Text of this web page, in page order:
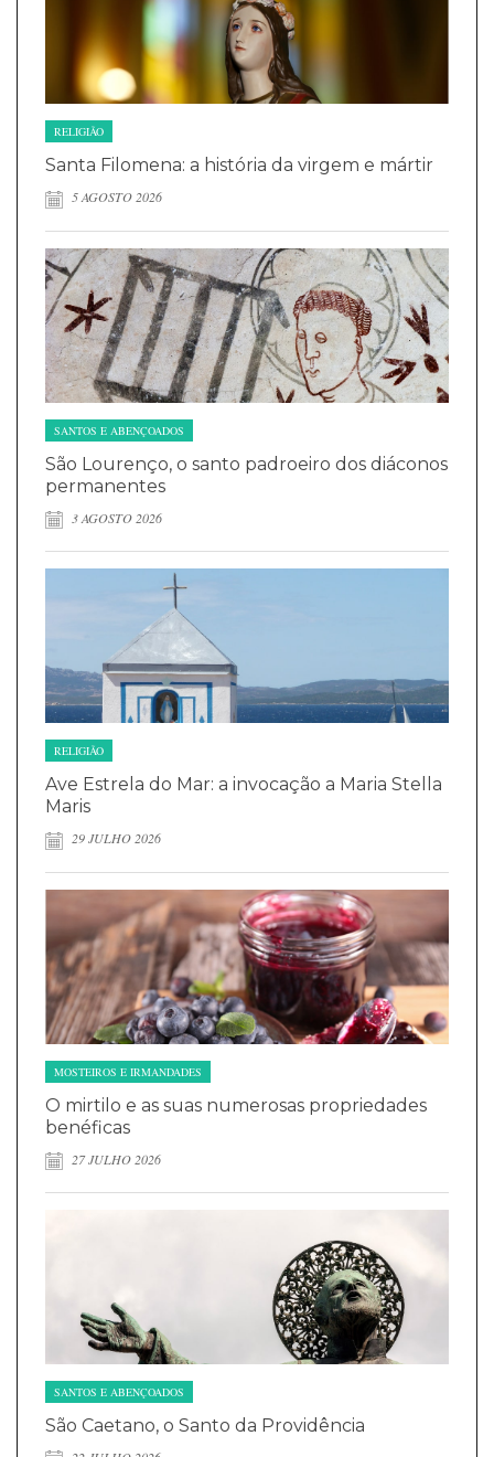
RELIGIÃO
Santa Filomena: a história da virgem e mártir
5 AGOSTO 2026
SANTOS E ABENÇOADOS
São Lourenço, o santo padroeiro dos diáconos
permanentes
3 AGOSTO 2026
RELIGIÃO
Ave Estrela do Mar: a invocação a Maria Stella
Maris
29 JULHO 2026
MOSTEIROS E IRMANDADES
O mirtilo e as suas numerosas propriedades
benéficas
27 JULHO 2026
SANTOS E ABENÇOADOS
São Caetano, o Santo da Providência